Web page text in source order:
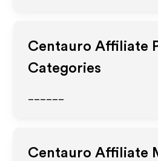
Centauro Affiliate
Categories
Centauro Affiliate